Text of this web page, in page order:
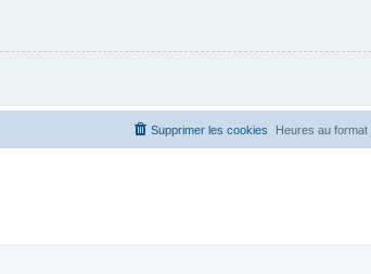
Heures au format
Supprimer les cookies